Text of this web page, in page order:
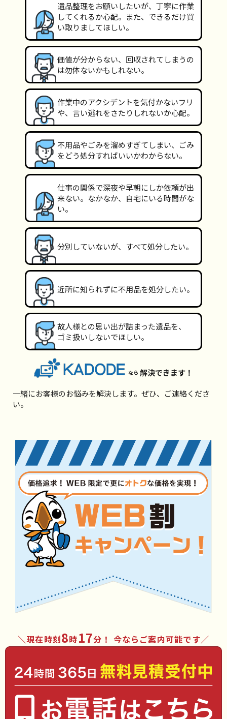
遺品整理をお願いしたいが、丁寧に作業
してくれるか心配。また、できるだけ買
い取りましてほしい。
価値が分からない、回収されてしまうの
は勿体ないかもしれない。
作業中のアクシデントを気付かないフリ
や、言い逃れをさたりしれないか心配。
不用品やごみを溜めすぎてしまい、ごみ
をどう処分すればいいかわからない。
仕事の関係で深夜や早朝にしか依頼が出
来ない。なかなか、自宅にいる時間がな
い。
分別していないが、すべて処分したい。
近所に知られずに不用品を処分したい。
故人様との思い出が詰まった遺品を、
ゴミ扱いしないでほしい。
なら 解決できます！
一緒にお客様のお悩みを解決します。ぜひ、ご連絡くださ
い。
現在時刻8時17分 ！ 今ならご案内可能です